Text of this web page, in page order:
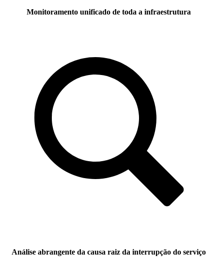
Monitoramento unificado de toda a infraestrutura
Análise abrangente da causa raiz da interrupção do serviço